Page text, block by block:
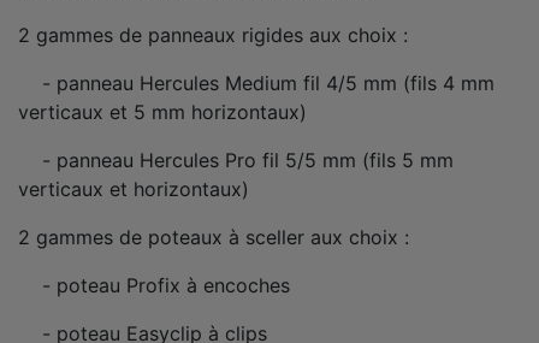
2 gammes de panneaux rigides aux choix :
- panneau Hercules Medium fil 4/5 mm (fils 4 mm
verticaux et 5 mm horizontaux)
- panneau Hercules Pro fil 5/5 mm (fils 5 mm
verticaux et horizontaux)
2 gammes de poteaux à sceller aux choix :
- poteau Profix à encoches
- poteau Easyclip à clips